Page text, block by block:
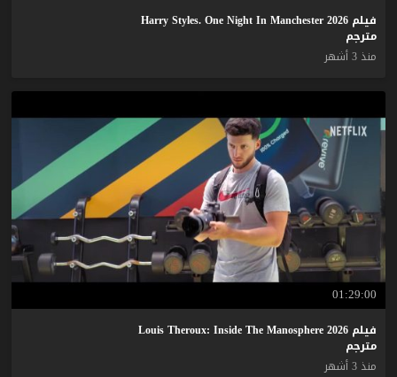
فيلم Harry Styles. One Night In Manchester 2026
مترجم
منذ 3 أشهر
01:29:00
فيلم Louis Theroux: Inside The Manosphere 2026
مترجم
منذ 3 أشهر